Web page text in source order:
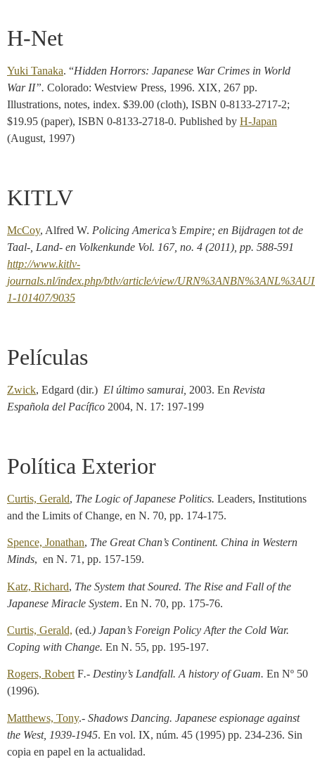
H-Net
Yuki Tanaka. “Hidden Horrors: Japanese War Crimes in World
War II”. Colorado: Westview Press, 1996. XIX, 267 pp.
Illustrations, notes, index. $39.00 (cloth), ISBN 0-8133-2717-2;
$19.95 (paper), ISBN 0-8133-2718-0. Published by H-Japan
(August, 1997)
KITLV
McCoy, Alfred W. Policing America’s Empire; en Bijdragen tot de
Taal-, Land- en Volkenkunde Vol. 167, no. 4 (2011), pp. 588-591
http://www.kitlv-
journals.nl/index.php/btlv/article/view/
1-101407/9035
Películas
Zwick, Edgard (dir.) El último samurai, 2003. En Revista
Española del Pacífico 2004, N. 17: 197-199
Política Exterior
Curtis, Gerald, The Logic of Japanese Politics. Leaders, Institutions
and the Limits of Change, en N. 70, pp. 174-175.
Spence, Jonathan, The Great Chan’s Continent. China in Western
Minds, en N. 71, pp. 157-159.
Katz, Richard, The System that Soured. The Rise and Fall of the
Japanese Miracle System. En N. 70, pp. 175-76.
Curtis, Gerald, (ed.) Japan’s Foreign Policy After the Cold War.
Coping with Change. En N. 55, pp. 195-197.
Rogers, Robert F.- Destiny’s Landfall. A history of Guam. En Nº 50
(1996).
Matthews, Tony.- Shadows Dancing. Japanese espionage against
the West, 1939-1945. En vol. IX, núm. 45 (1995) pp. 234-236. Sin
copia en papel en la actualidad.